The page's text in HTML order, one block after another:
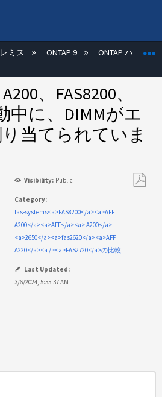
を展開/折りたたむ
ミス ONTAP 9 ONTAP ハード
、FAS8200、
中に、DIMMがエ
当てられていま
Visibility: Public
Category:
fas-systems<a>FAS8200</a><a>AFF
A200</a><a>AFF</a><a> A200</a>
<a>2650</a><a>fas2620</a><a>AFF
A220</a><a /><a>FAS2720</a>の比較
Last Updated:
3/6/2024, 5:55:37 AM